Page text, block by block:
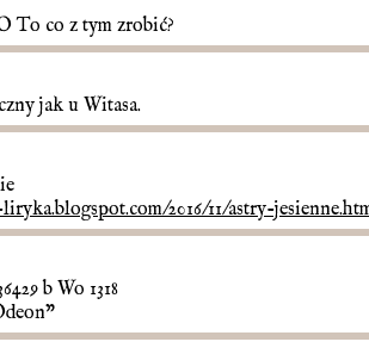
To co z tym zrobić?
jak u Witasa.
2016/11/astry-
b Wo 1318